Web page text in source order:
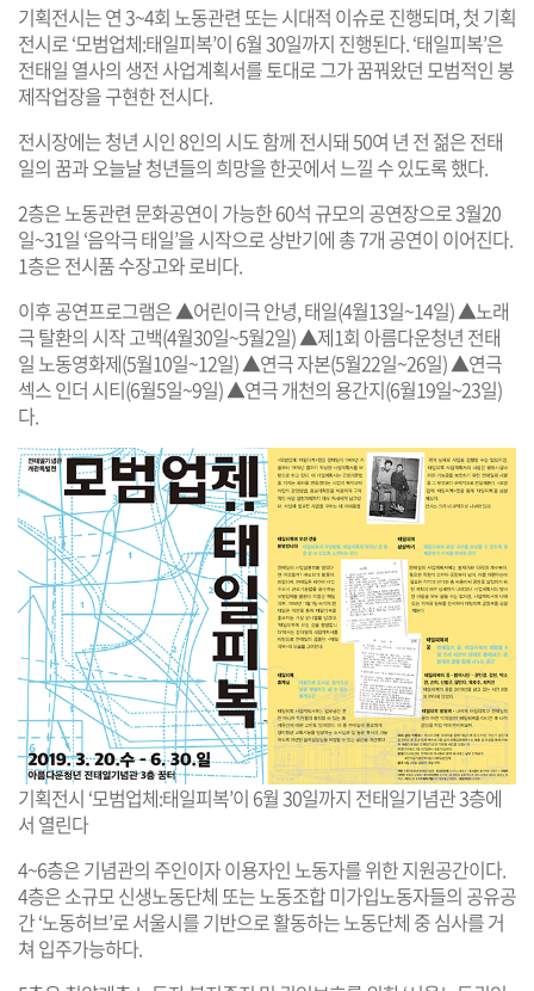
기획전시는 연 3~4회 노동관련 또는 시대적 이슈로 진행되며, 첫 기획
전시로 ‘모범업체:태일피복’이 6월 30일까지 진행된다. ‘태일피복’은
전태일 열사의 생전 사업계획서를 토대로 그가 꿈꿔왔던 모범적인 봉
제작업장을 구현한 전시다.
전시장에는 청년 시인 8인의 시도 함께 전시돼 50여 년 전 젊은 전태
일의 꿈과 오늘날 청년들의 희망을 한곳에서 느낄 수 있도록 했다.
2층은 노동관련 문화공연이 가능한 60석 규모의 공연장으로 3월20
일~31일 ‘음악극 태일’을 시작으로 상반기에 총 7개 공연이 이어진다.
1층은 전시품 수장고와 로비다.
이후 공연프로그램은 ▲어린이극 안녕, 태일(4월13일~14일) ▲노래
극 탈환의 시작 고백(4월30일~5월2일) ▲제1회 아름다운청년 전태
일 노동영화제(5월10일~12일) ▲연극 자본(5월22일~26일) ▲연극
섹스 인더 시티(6월5일~9일) ▲연극 개천의 용간지(6월19일~23일)
다.
기획전시 ‘모범업체:태일피복’이 6월 30일까지 전태일기념관 3층에
서 열린다
4~6층은 기념관의 주인이자 이용자인 노동자를 위한 지원공간이다.
4층은 소규모 신생노동단체 또는 노동조합 미가입노동자들의 공유공
간 ‘노동허브’로 서울시를 기반으로 활동하는 노동단체 중 심사를 거
쳐 입주가능하다.